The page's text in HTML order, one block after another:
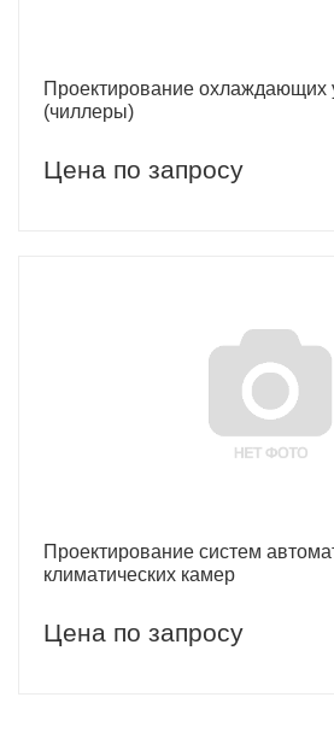
Проектирование охлаждающих
(чиллеры)
Цена по запросу
Проектирование систем
климатических камер
Цена по запросу